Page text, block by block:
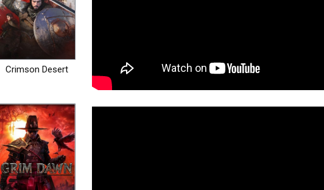
Crimson Desert